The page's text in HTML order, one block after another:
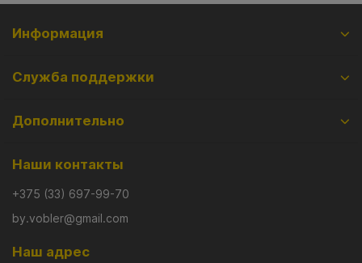
Информация
Служба поддержки
Дополнительно
Наши контакты
+375 (33) 697-99-70
by.vobler@gmail.com
Наш адрес